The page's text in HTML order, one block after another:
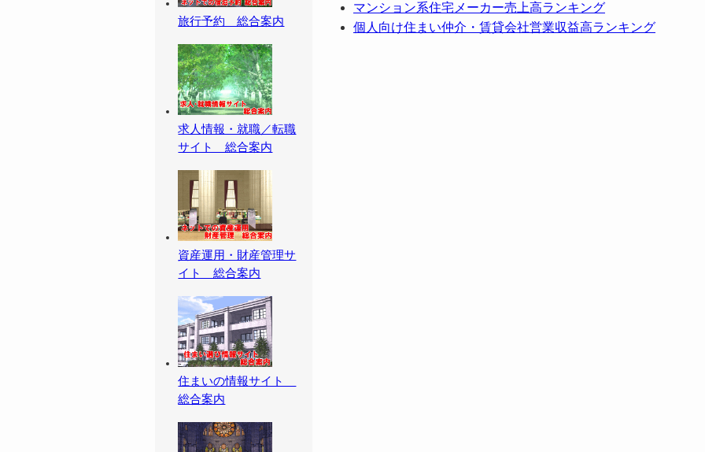
マンション系住宅メーカー売上高ランキング
個人向け住まい仲介・賃貸会社営業収益高ランキング
旅行予約 総合案内
求人情報・就職／転職
サイト 総合案内
資産運用・財産管理サ
イト 総合案内
住まいの情報サイト
総合案内